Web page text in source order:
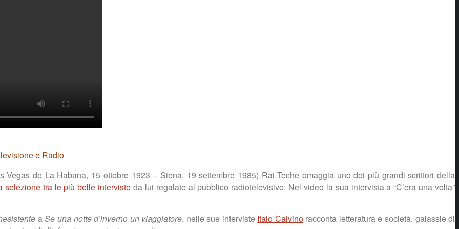
e Radio
de La Habana, 15 ottobre 1923 – Siena, 19 settembre 1985) Rai Teche omaggia uno dei più grandi scrittori della
selezione tra le più belle interviste da lui regalate al pubblico radiotelevisivo. Nel video la sua intervista a “C’era una volta”
aSe una notte d’inverno un viaggiatore, nelle sue interviste Italo Calvinoracconta letteratura e società, galassie di